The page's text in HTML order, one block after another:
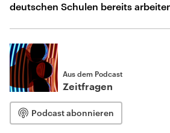
deutschen Schulen bereits
Aus dem Podcast
Zeitfragen
Podcast abonnieren